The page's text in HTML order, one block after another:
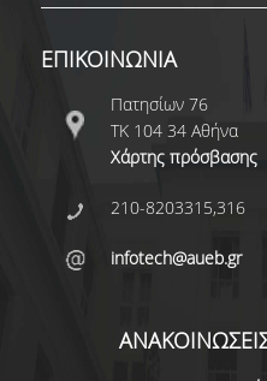
ΕΠΙΚΟΙΝΩΝΙΑ
Πατησίων 76
ΤΚ 104 34 Αθήνα
Χάρτης πρόσβασης
210-8203315,316
infotech@aueb.gr